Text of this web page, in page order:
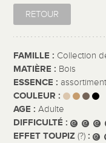
RETOUR
FAMILLE : Collection
MATIÈRE : Bois
ESSENCE : assortiment
COULEUR :
AGE :Adulte
DIFFICULTÉ :
EFFET TOUPIZ(?) :